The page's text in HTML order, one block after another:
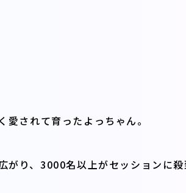
されて育ったよっちゃん。
がり、3000名以上がセッションに